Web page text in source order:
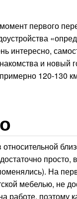
первого
интересно,
и новый
120-130
На
мебелью, не
работе, поэтому